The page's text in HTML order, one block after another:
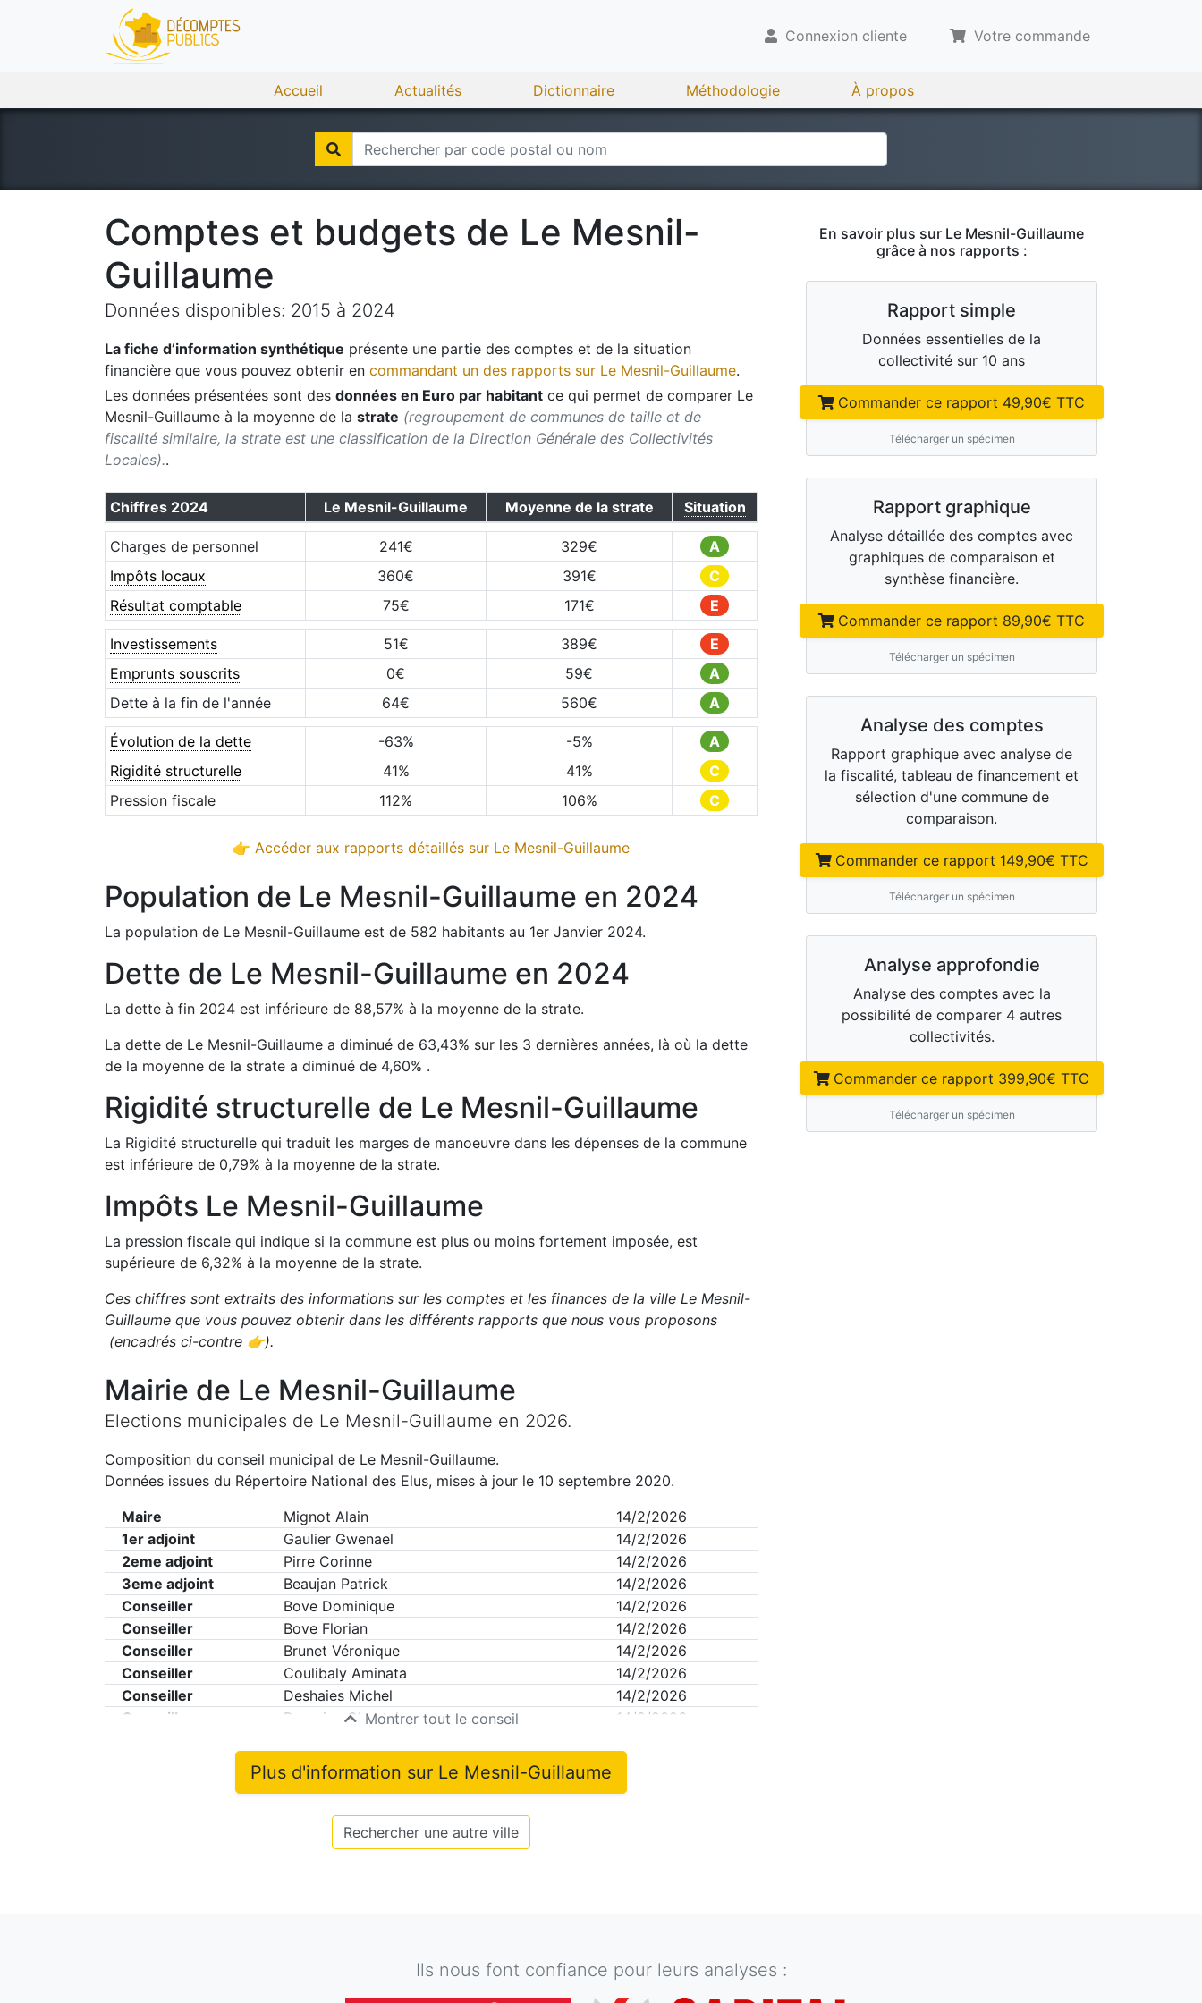
Connexion cliente Votre commande
Accueil Actualités Dictionnaire Méthodologie À propos
Comptes et budgets de Le Mesnil-
Guillaume
Données disponibles: 2015 à 2024
La fiche d’information synthétique présente une partie des comptes et de la situation
financière que vous pouvez obtenir en commandant un des rapports sur Le Mesnil-Guillaume.
Les données présentées sont des données en Euro par habitant ce qui permet de comparer Le
Mesnil-Guillaume à la moyenne de la strate (regroupement de communes de taille et de
fiscalité similaire, la strate est une classification de la Direction Générale des Collectivités
Locales)..
Chiffres 2024 Le Mesnil-Guillaume Moyenne de la strate Situation
Charges de personnel 241€ 329€
A
Impôts locaux
360€ 391€
C
Résultat comptable
75€ 171€ E
Investissements 51€ 389€
E
Emprunts souscrits
0€ 59€
A
Dette à la fin de l'année
64€ 560€ A
Évolution de la dette -63% -5%
A
Rigidité structurelle
41% 41%
C
Pression fiscale
112% 106% C
👉 Accéder aux rapports détaillés sur Le Mesnil-Guillaume
Population de Le Mesnil-Guillaume en 2024
La population de Le Mesnil-Guillaume est de 582 habitants au 1er Janvier 2024.
Dette de Le Mesnil-Guillaume en 2024
La dette à fin 2024 est inférieure de 88,57% à la moyenne de la strate.
La dette de Le Mesnil-Guillaume a diminué de 63,43% sur les 3 dernières années, là où la dette
de la moyenne de la strate a diminué de 4,60% .
Rigidité structurelle de Le Mesnil-Guillaume
La Rigidité structurelle qui traduit les marges de manoeuvre dans les dépenses de la commune
est inférieure de 0,79% à la moyenne de la strate.
Impôts Le Mesnil-Guillaume
La pression fiscale qui indique si la commune est plus ou moins fortement imposée, est
supérieure de 6,32% à la moyenne de la strate.
Ces chiffres sont extraits des informations sur les comptes et les finances de la ville Le Mesnil-
Guillaume que vous pouvez obtenir dans les différents rapports que nous vous proposons
(encadrés ci-contre 👉).
Mairie de Le Mesnil-Guillaume
Elections municipales de Le Mesnil-Guillaume en 2026.
Composition du conseil municipal de Le Mesnil-Guillaume.
Données issues du Répertoire National des Elus, mises à jour le 10 septembre 2020.
Maire
Mignot Alain
14/2/2026
1er adjoint
Gaulier Gwenael
14/2/2026
2eme adjoint
Pirre Corinne
14/2/2026
3eme adjoint
Beaujan Patrick
14/2/2026
Conseiller
Bove Dominique
14/2/2026
Conseiller
Bove Florian
14/2/2026
Conseiller
Brunet Véronique
14/2/2026
Conseiller
Coulibaly Aminata
14/2/2026
Conseiller
Deshaies Michel
14/2/2026
Conseiller
Dumaine Chantal 14/2/2026
Montrer tout le conseil
Plus d'information sur Le Mesnil-Guillaume
Rechercher une autre ville
En savoir plus sur Le Mesnil-Guillaume
grâce à nos rapports :
Rapport simple
Données essentielles de la
collectivité sur 10 ans
Commander ce rapport 49,90€ TTC
Télécharger un spécimen
Rapport graphique
Analyse détaillée des comptes avec
graphiques de comparaison et
synthèse financière.
Commander ce rapport 89,90€ TTC
Télécharger un spécimen
Analyse des comptes
Rapport graphique avec analyse de
la fiscalité, tableau de financement et
sélection d'une commune de
comparaison.
Commander ce rapport 149,90€ TTC
Télécharger un spécimen
Analyse approfondie
Analyse des comptes avec la
possibilité de comparer 4 autres
collectivités.
Commander ce rapport 399,90€ TTC
Télécharger un spécimen
Ils nous font confiance pour leurs analyses :